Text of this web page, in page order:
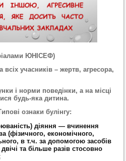
ЮНІСЕФ)
всіх учасників – жертв, агресора,
і норми поведінки, а на місці
будь-яка дитина.
булінгу:
діяння — вчинення
(фізичного, економічного,
в т.ч. за допомогою засобів
та більше разів стосовно